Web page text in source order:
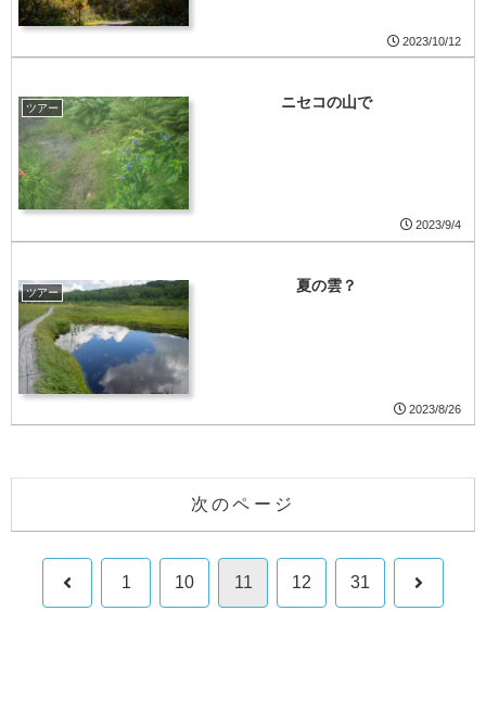
2023/10/12
ツアー ニセコの山で
2023/9/4
ツアー 夏の雲？
2023/8/26
次のページ
前 1 10 11 12 31 次